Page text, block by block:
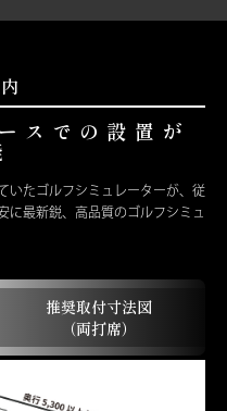
スでの設置が
いたゴルフシミュレーターが、従
に最新鋭、高品質のゴルフシミュ
推奨取付寸法図
（両打席）